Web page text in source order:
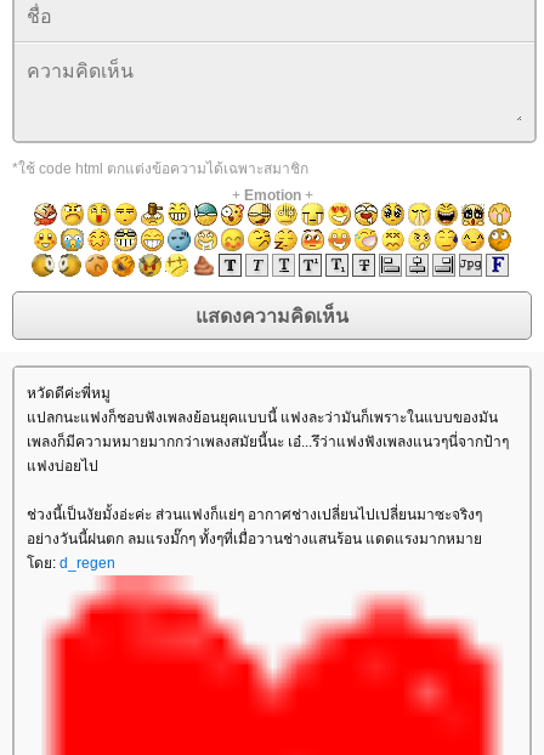
*ใช้ code html ตกแต่งข้อความได้เฉพาะสมาชิก
+ Emotion+
หวัดดีค่ะพี่หมู
ปลกนะแฟงก็ชอบฟังเพลงย้อนยุคแบบนี้ แฟงละว่ามันก็เพราะในแบบของมัน
เพลงก็มีความหมายมากกว่าเพลงสมัยนี้นะ เอ๋...รึว่าแฟงฟังเพลงแนวๆนี่จากป้าๆ
ฟงบ่อยไป
ช่วงนี้เป็นงัยมั้งอ่ะค่ะ ส่วนแฟงก็แย่ๆ อากาศช่างเปลี่ยนไปเปลี่ยนมาซะจริงๆ
อย่างวันนี้ฝนตก ลมแรงมั๊กๆ ทั้งๆที่เมื่อวานช่างแสนร้อน แดดแรงมากหมา
ดย: d_regen